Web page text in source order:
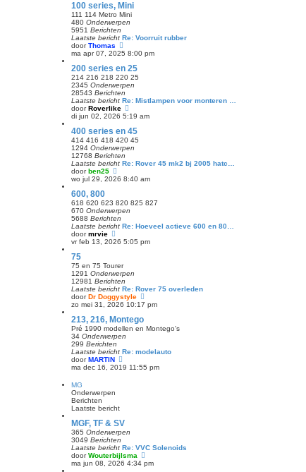
e
b
100 series, Mini
111 114 Metro Mini
480 Onderwerpen
5951 Berichten
Laatste bericht Re: Voorruit rubber
doorThomas
e
j
k
a
a
t
t
e
b
r
c
ma apr 07, 2025 8:00 pm
200 series en 25
214 216 218 220 25
2345 Onderwerpen
28543 Berichten
Laatste bericht Re: Mistlampen voor monteren …
doorRoverlike
e
i
j
k
a
t
e
r
c
di jun 02, 2026 5:19 am
400 series en 45
414 416 418 420 45
1294 Onderwerpen
12768 Berichten
Laatste bericht Re: Rover 45 mk2 bj 2005 hatc…
doorben25
e
j
k
l
a
t
e
b
e
r
i
c
t
wo jul 29, 2026 8:40 am
600, 800
618 620 623 820 825 827
670 Onderwerpen
5688 Berichten
Laatste bericht Re: Hoeveel actieve 600 en 80…
doormrvie
e
j
k
l
a
a
t
t
e
b
r
i
c
vr feb 13, 2026 5:05 pm
75
75 en 75 Tourer
1291 Onderwerpen
12981 Berichten
Laatste bericht Re: Rover 75 overleden
doorDr Doggystyle
e
j
a
s
zo mei 31, 2026 10:17 pm
213, 216, Montego
Pré 1990 modellen en Montego's
34 Onderwerpen
299 Berichten
Laatste bericht Re: modelauto
doorMARTIN
e
s
t
e
b
e
ma dec 16, 2019 11:55 pm
MG
Onderwerpen
Berichten
Laatste bericht
MGF, TF & SV
365 Onderwerpen
3049 Berichten
Laatste bericht Re: VVC Solenoids
doorWouterbijlsma
e
ma jun 08, 2026 4:34 pm